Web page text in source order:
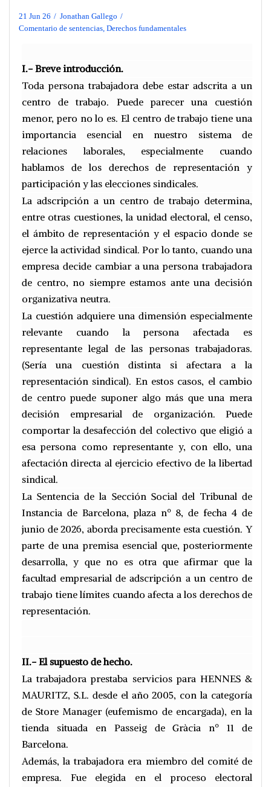
21 Jun 26
Jonathan Gallego
Comentario de sentencias, Derechos fundamentales
I.- Breve introducción.
Toda persona trabajadora debe estar adscrita a un
centro de trabajo. Puede parecer una cuestión
menor, pero no lo es. El centro de trabajo tiene una
importancia esencial en nuestro sistema de
relaciones laborales, especialmente cuando
hablamos de los derechos de representación y
participación y las elecciones sindicales.
La adscripción a un centro de trabajo determina,
entre otras cuestiones, la unidad electoral, el censo,
el ámbito de representación y el espacio donde se
ejerce la actividad sindical. Por lo tanto, cuando una
empresa decide cambiar a una persona trabajadora
de centro, no siempre estamos ante una decisión
organizativa neutra.
La cuestión adquiere una dimensión especialmente
relevante cuando la persona afectada es
representante legal de las personas trabajadoras.
(Sería una cuestión distinta si afectara a la
representación sindical). En estos casos, el cambio
de centro puede suponer algo más que una mera
decisión empresarial de organización. Puede
comportar la desafección del colectivo que eligió a
esa persona como representante y, con ello, una
afectación directa al ejercicio efectivo de la libertad
sindical.
La Sentencia de la Sección Social del Tribunal de
Instancia de Barcelona, plaza nº 8, de fecha 4 de
junio de 2026, aborda precisamente esta cuestión. Y
parte de una premisa esencial que, posteriormente
desarrolla, y que no es otra que afirmar que la
facultad empresarial de adscripción a un centro de
trabajo tiene límites cuando afecta a los derechos de
representación.
II.- El supuesto de hecho.
La trabajadora prestaba servicios para HENNES &
MAURITZ, S.L. desde el año 2005, con la categoría
de Store Manager (eufemismo de encargada), en la
tienda situada en Passeig de Gràcia nº 11 de
Barcelona.
Además, la trabajadora era miembro del comité de
empresa. Fue elegida en el proceso electoral